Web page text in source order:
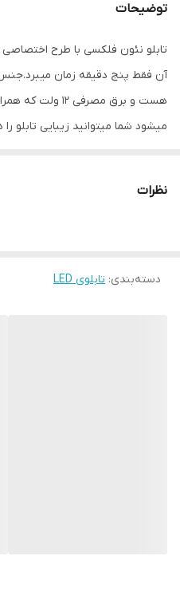
ابعاد
قابلیت‌های دستگاه بدون
تابلوی
وزن 400 گرم
توضیحات
تابلو نئون فلکسی با طرح
آن فقط پنج دقیقه زمان
هست و برق مصرفی
میشود شما میتوانید زیبایی تابلو
نظرات
دسته‌بندی: تابلوی LED